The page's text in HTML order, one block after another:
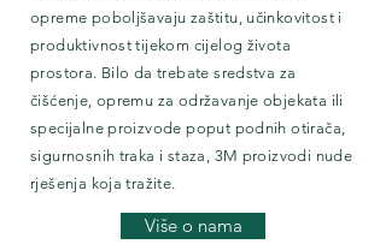
opreme poboljšavaju zaštitu, učinkovitost i
produktivnost tijekom cijelog života
prostora. Bilo da trebate sredstva za
čišćenje, opremu za održavanje objekata ili
specijalne proizvode poput podnih otirača,
sigurnosnih traka i staza, 3M proizvodi nude
rješenja koja tražite.
Više o nama